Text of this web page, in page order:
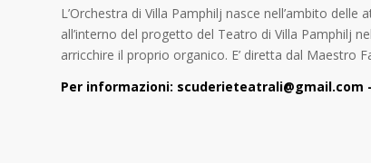
L’Orchestra di Villa Pamphilj nasce nell’ambito
all’interno del progetto del Teatro di Villa Pamphilj
arricchire il proprio organico. E’ diretta dal Maestro
Per informazioni: scuderieteatrali@gmail.com